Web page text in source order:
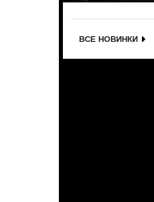
ВСЕ НОВИНКИ